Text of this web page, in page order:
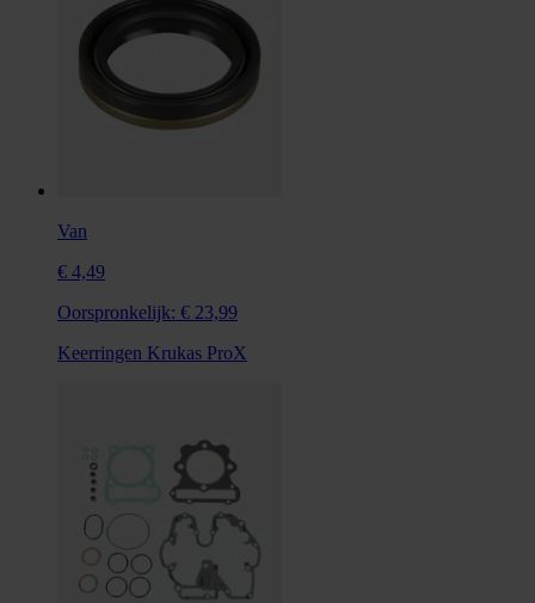
Van
€ 4,49
Oorspronkelijk: € 23,99
Keerringen Krukas ProX